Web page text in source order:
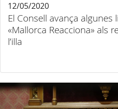
El Consell avança
«Mallorca Reacciona» als
l’illa
12/05/2020